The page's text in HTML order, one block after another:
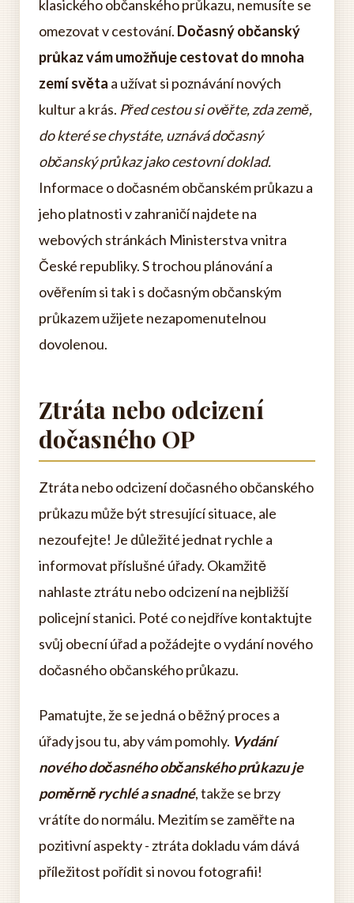
klasického občanského průkazu, nemusíte se
omezovat v cestování. Dočasný občanský
průkaz vám umožňuje cestovat do mnoha
zemí světa a užívat si poznávání nových
kultur a krás. Před cestou si ověřte, zda země,
do které se chystáte, uznává dočasný
občanský průkaz jako cestovní doklad.
Informace o dočasném občanském průkazu a
jeho platnosti v zahraničí najdete na
webových stránkách Ministerstva vnitra
České republiky. S trochou plánování a
ověřením si tak i s dočasným občanským
průkazem užijete nezapomenutelnou
dovolenou.
Ztráta nebo odcizení
dočasného OP
Ztráta nebo odcizení dočasného občanského
průkazu může být stresující situace, ale
nezoufejte! Je důležité jednat rychle a
informovat příslušné úřady. Okamžitě
nahlaste ztrátu nebo odcizení na nejbližší
policejní stanici. Poté co nejdříve kontaktujte
svůj obecní úřad a požádejte o vydání nového
dočasného občanského průkazu.
Pamatujte, že se jedná o běžný proces a
úřady jsou tu, aby vám pomohly. Vydání
nového dočasného občanského průkazu je
poměrně rychlé a snadné, takže se brzy
vrátíte do normálu. Mezitím se zaměřte na
pozitivní aspekty - ztráta dokladu vám dává
příležitost pořídit si novou fotografii!